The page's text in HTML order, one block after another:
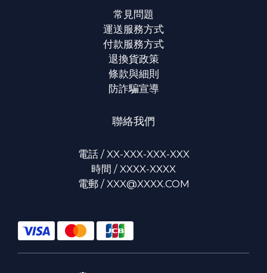
常見問題
運送服務方式
付款服務方式
退換貨政策
條款與細則
防詐騙宣導
聯絡我們
電話 / XX-XXX-XXX-XXX
時間 / XXXX-XXXX
電郵 / XXX@XXXX.COM